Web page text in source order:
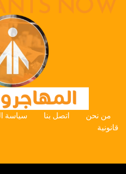
من نحن اتصل بنا سياسة
قانونية